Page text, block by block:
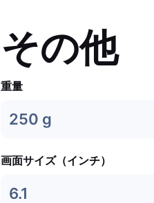
その他
重量
250 g
画面サイズ（インチ）
6.1